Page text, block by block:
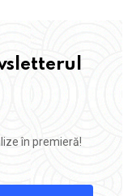
în premieră!